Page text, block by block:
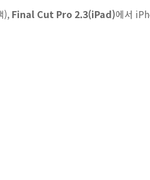
), Final Cut Pro 2.3(iPad)에서